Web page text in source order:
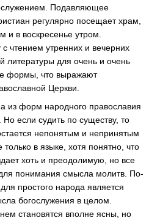
Подавляющее
регулярно посещает храм,
и в воскресенье утром.
чтением утренних и вечерних
литературы для очень и очень
формы, что выражают
Церкви.
из форм народного православия
если судить по существу, то
непонятым и непринятым
в языке, хотя понятно, что
хоть и преодолимую, но все
понимания смысла молитв. По-
простого народа является
богослужения в целом.
становятся вполне ясны, но